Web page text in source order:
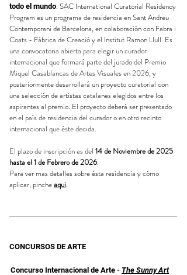
todo el mundo: SAC International Curatorial Residency
Program es un programa de residencia en Sant Andreu
Contemporani de Barcelona, ​​en colaboración con Fabra i
Coats - Fàbrica de Creació y el Institut Ramon Llull. Es
una convocatoria abierta para elegir un curador
internacional que formará parte del jurado del Premio
Miquel Casablancas de Artes Visuales en 2026, y
posteriormente desarrollará un proyecto curatorial con
una selección de artistas catalanes elegidos entre los
aspirantes al premio. El proyecto deberá ser presentado
en el país de residencia del curador o en otro recinto
internacional que éste decida.
El plazo de inscripción es del 14 de Noviembre de 2025
hasta el 1 de Febrero de 2026.
Para ver mas detalles sobre ésta residencia y cómo
aplicar, pincheaqui.
CONCURSOS DE ARTE
Concurso Internacional de Arte - The Sunny Art